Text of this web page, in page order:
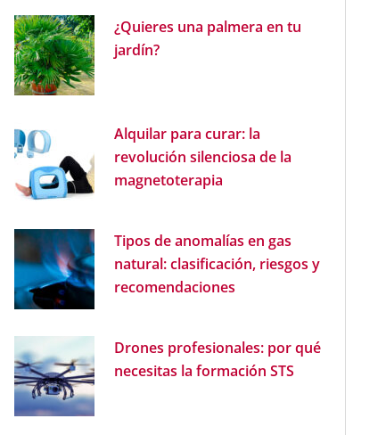
¿Quieres una palmera en tu
jardín?
Alquilar para curar: la
revolución silenciosa de la
magnetoterapia
Tipos de anomalías en gas
natural: clasificación, riesgos y
recomendaciones
Drones profesionales: por qué
necesitas la formación STS